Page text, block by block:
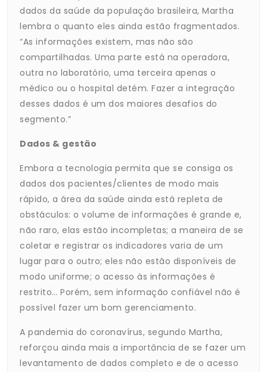
dados da saúde da população brasileira, Martha
lembra o quanto eles ainda estão fragmentados.
“As informações existem, mas não são
compartilhadas. Uma parte está na operadora,
outra no laboratório, uma terceira apenas o
médico ou o hospital detém. Fazer a integração
desses dados é um dos maiores desafios do
segmento.”
Dados & gestão
Embora a tecnologia permita que se consiga os
dados dos pacientes/clientes de modo mais
rápido, a área da saúde ainda está repleta de
obstáculos: o volume de informações é grande e,
não raro, elas estão incompletas; a maneira de se
coletar e registrar os indicadores varia de um
lugar para o outro; eles não estão disponíveis de
modo uniforme; o acesso às informações é
restrito… Porém, sem informação confiável não é
possível fazer um bom gerenciamento.
A pandemia do coronavírus, segundo Martha,
reforçou ainda mais a importância de se fazer um
levantamento de dados completo e de o acesso